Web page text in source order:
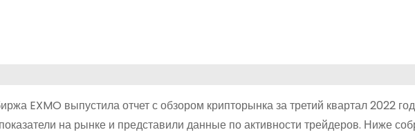
EXMO выпустила отчет с обзором крипторынка за третий квартал 2022
на рынке и представили данные по активности трейдеров. Ниже